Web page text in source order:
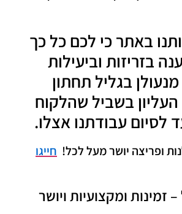
באתר כי לכם כל כך
בזריזות וביעילות
בגליל תחתון
העליון בשביל שהלקוח
לסיום עבודתנו אצלו.
ופריצה יושר מעל לכל! חייגו
זמינות ומקצועיות ויושר